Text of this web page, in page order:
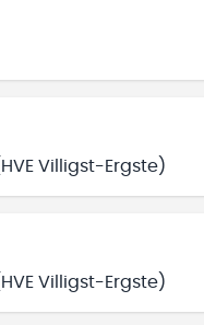
Villigst-Ergste)
Villigst-Ergste)